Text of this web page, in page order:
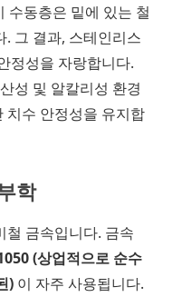
수동층은 밑에 있는 철
그 결과, 스테인리스
정성을 자랑합니다.
성 및 알칼리성 환경
치수 안정성을 유지합
학
철 금속입니다. 금속
(상업적으로 순수
) 이 자주 사용됩니다.